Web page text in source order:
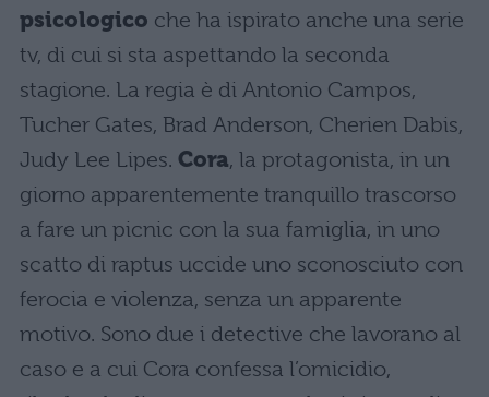
psicologico che ha ispirato anche una serie
tv, di cui si sta aspettando la seconda
stagione. La regia è di Antonio Campos,
Tucher Gates, Brad Anderson, Cherien Dabis,
Judy Lee Lipes. Cora, la protagonista, in un
giorno apparentemente tranquillo trascorso
a fare un picnic con la sua famiglia, in uno
scatto di raptus uccide uno sconosciuto con
ferocia e violenza, senza un apparente
motivo. Sono due i detective che lavorano al
caso e a cui Cora confessa l’omicidio,